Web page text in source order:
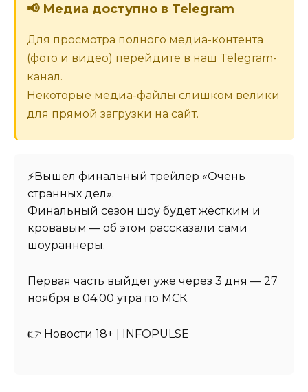
📢 Медиа доступно в Telegram
Для просмотра полного медиа-контента
(фото и видео) перейдите в наш Telegram-
канал.
Некоторые медиа-файлы слишком велики
для прямой загрузки на сайт.
⚡️Вышел финальный трейлер «Очень
странных дел».
Финальный сезон шоу будет жёстким и
кровавым — об этом рассказали сами
шоураннеры.
Первая часть выйдет уже через 3 дня — 27
ноября в 04:00 утра по МСК.
👉 Новости 18+ | INFOPULSE